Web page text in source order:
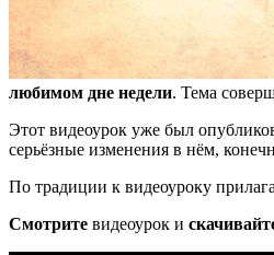
любимом дне недели. Тема
Этот видеоурок уже был
серьёзные изменения в нём,
По традиции к видеоуроку
Смотрите видеоурок и